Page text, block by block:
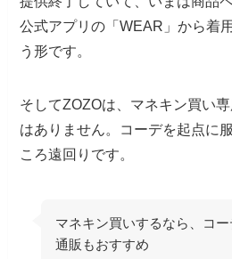
公式アプリの「WEAR」から着
う形です。
そしてZOZOは、マネキン買い
はありません。コーデを起点に
ころ遠回りです。
マネキン買いするなら、コ
通販もおすすめ